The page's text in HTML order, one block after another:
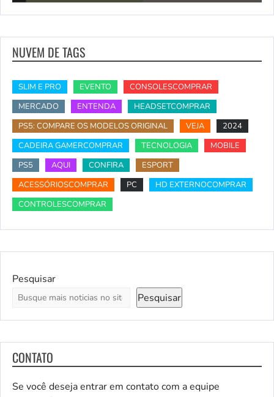
NUVEM DE TAGS
SLIM E PRO EVENTO
CONSOLESCOMPRAR
MERCADO
ENTENDA
HEADSETCOMPRAR
PS5: COMPARE OS MODELOS ORIGINAL
VEJA
2024
CADEIRA GAMERCOMPRAR
TECNOLOGIA
MOBILE
PS5
AQUI CONFIRA
ESPORT
ACESSÓRIOSCOMPRAR
PC
HD EXTERNOCOMPRAR
CONTROLESCOMPRAR
Pesquisar
Pesquisar
CONTATO
Se você deseja entrar em contato com a equipe